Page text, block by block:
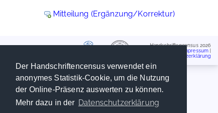
Der Handschriftencensus verwendet ein
anonymes Statistik-Cookie, um die Nutzung
der Online-Präsenz auswerten zu können.
Mehr dazu in der Datenschutzerklärung
Mitteilung (Ergänzung/Korrektur)
Handschriftencensus 2026
Impressum
Datenschutzerklärung